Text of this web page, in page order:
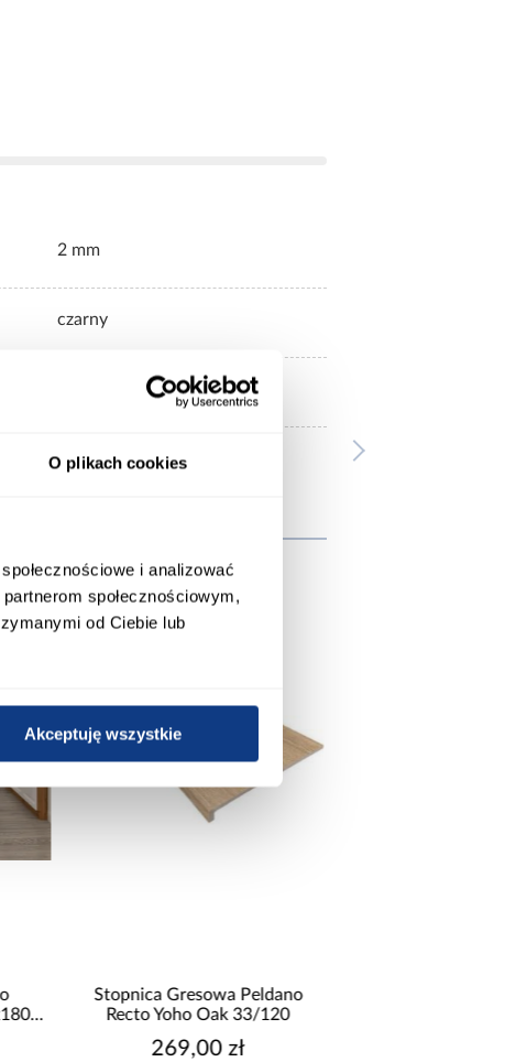
O plikach cookies
i analizować
społecznościowym,
od Ciebie lub
Akceptuję wszystkie
2 mm
czarny
blacha czarna gatunek DC01
Stopnica Gresowa Peldano
Recto Yoho Oak 33/120
269,00 zł